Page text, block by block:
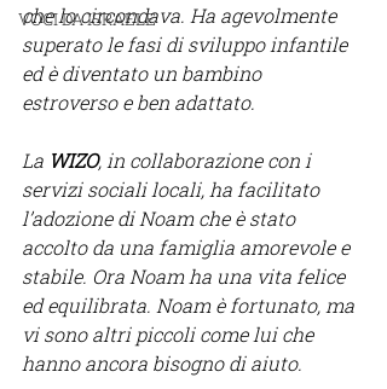
VOCI DA ISRAELE
che lo circondava. Ha agevolmente
superato le fasi di sviluppo infantile
ed è diventato un bambino
estroverso e ben adattato.
La WIZO, in collaborazione con i
servizi sociali locali, ha facilitato
l’adozione di Noam che è stato
accolto da una famiglia amorevole e
stabile. Ora Noam ha una vita felice
ed equilibrata. Noam è fortunato, ma
vi sono altri piccoli come lui che
hanno ancora bisogno di aiuto.